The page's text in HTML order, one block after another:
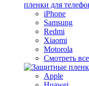
пленки для
iPhone
Samsung
Redmi
Xiaomi
Motorola
Смотреть все
Apple